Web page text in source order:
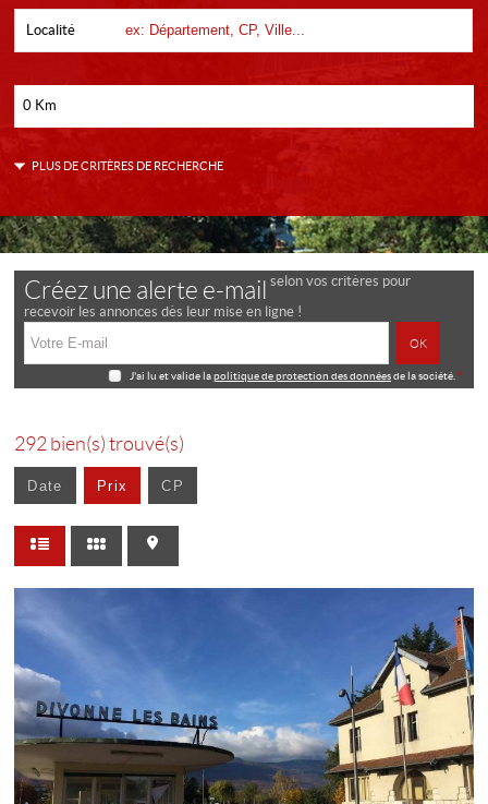
Localité
0 Km
PLUS DE CRITÈRES DE RECHERCHE
Créez une alerte e-mail selon vos critères pour
recevoir les annonces dès leur mise en ligne !
J'ai lu et valide lapolitique de protection des donnéesde la société.*
292 bien(s) trouvé(s)
Date Prix CP